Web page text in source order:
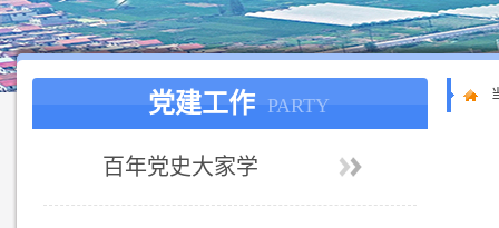
党建工作 PARTY
百年党史大家学